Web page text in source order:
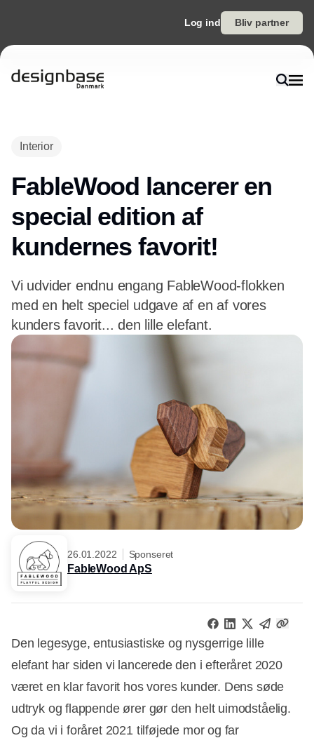
Log ind Bliv partner
Interior
FableWood lancerer en
special edition af
kundernes favorit!
Vi udvider endnu engang FableWood-flokken
med en helt speciel udgave af en af vores
kunders favorit... den lille elefant.
26.01.2022 Sponseret
FableWood ApS
Den legesyge, entusiastiske og nysgerrige lille
elefant har siden vi lancerede den i efteråret 2020
været en klar favorit hos vores kunder. Dens søde
udtryk og flappende ører gør den helt uimodståelig.
Og da vi i foråret 2021 tilføjede mor og far